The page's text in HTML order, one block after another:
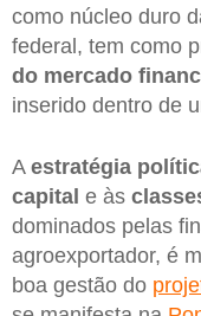
como núcleo duro
federal, tem como
do mercado
inserido dentro de
A estratégia
capital e às
dominados pelas
agroexportador, é
boa gestão do